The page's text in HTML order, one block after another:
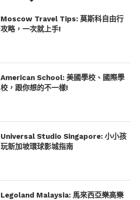
Moscow Travel Tips: 莫斯科自由行
攻略，一次就上手!
American School: 美國學校、國際學
校，跟你想的不一樣!
Universal Studio Singapore: 小小孩
玩新加坡環球影城指南
Legoland Malaysia: 馬來西亞樂高樂